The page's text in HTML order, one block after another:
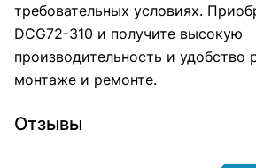
требовательных условиях.
DCG72-310 и получите высокую
производительность и удобство
монтаже и ремонте.
Отзывы